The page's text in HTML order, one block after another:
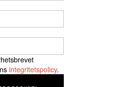
integritetspolicy.